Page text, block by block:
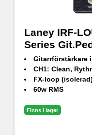
Laney IRF-
Series
Gitarrförstärkare i
CH1: Clean,
FX-loop (isolerad), Line out,
60w RMS
Finns i lager